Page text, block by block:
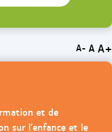
A- A A+
et de
sur l'enfance et le